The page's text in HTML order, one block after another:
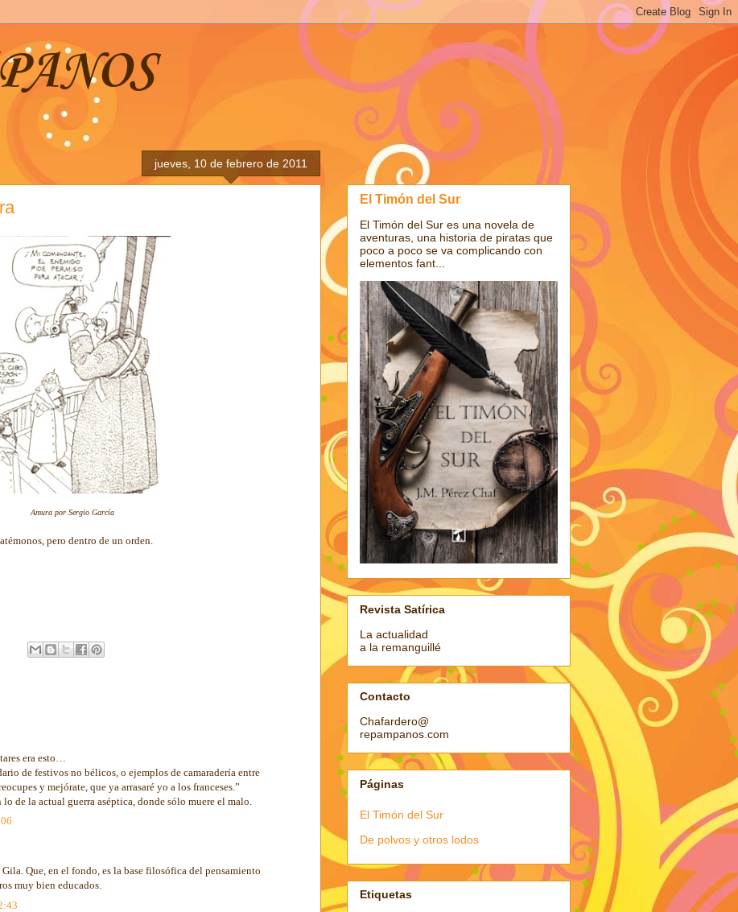
jueves, 10 de febrero de 2011
Amura por Sergio García
pero dentro de un orden.
era esto…
de festivos no bélicos, o ejemplos de camaradería entre
y mejórate, que ya arrasaré yo a los franceses.”
de la actual guerra aséptica, donde sólo muere el malo.
Que, en el fondo, es la base filosófica del pensamiento
muy bien educados.
El Timón del Sur
El Timón del Sur es una novela de
aventuras, una historia de piratas que
poco a poco se va complicando con
elementos fant...
Revista Satírica
La actualidad
a la remanguillé
Contacto
Chafardero@
repampanos.com
Páginas
El Timón del Sur
De polvos y otros lodos
Etiquetas